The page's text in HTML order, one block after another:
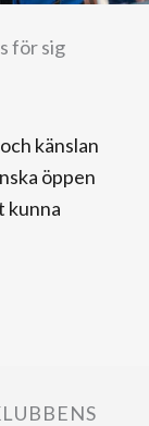
för sig
känslan
öppen
kunna